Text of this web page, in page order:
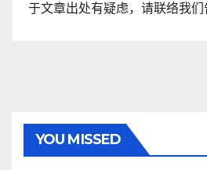
于文章出处有疑虑，请联络我
YOU MISSED